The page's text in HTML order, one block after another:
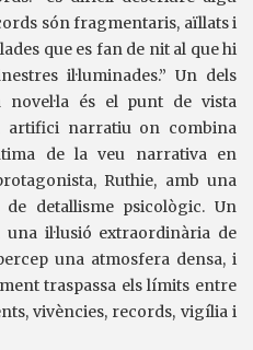
són fragmentaris, aïllats i
que es fan de nit al que hi
il·luminades.” Un dels
novel·la és el punt de vista
artifici narratiu on combina
de la veu narrativa en
Ruthie, amb una
detallisme psicològic. Un
il·lusió extraordinària de
una atmosfera densa, i
traspassa els límits entre
vivències, records, vigília i